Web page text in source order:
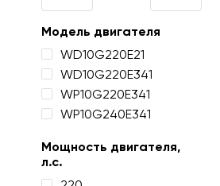
Модель двигателя
WD10G220E21
WD10G220E341
WP10G220E341
WP10G240E341
Мощность двигателя,
л.с.